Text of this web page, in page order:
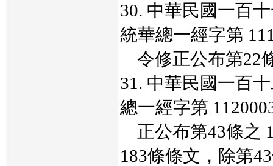
30. 中華民國一百
統華總一經字第
令修正公布第22
31. 中華民國一百
總一經字第
正公布第43條之
183條條文，除第